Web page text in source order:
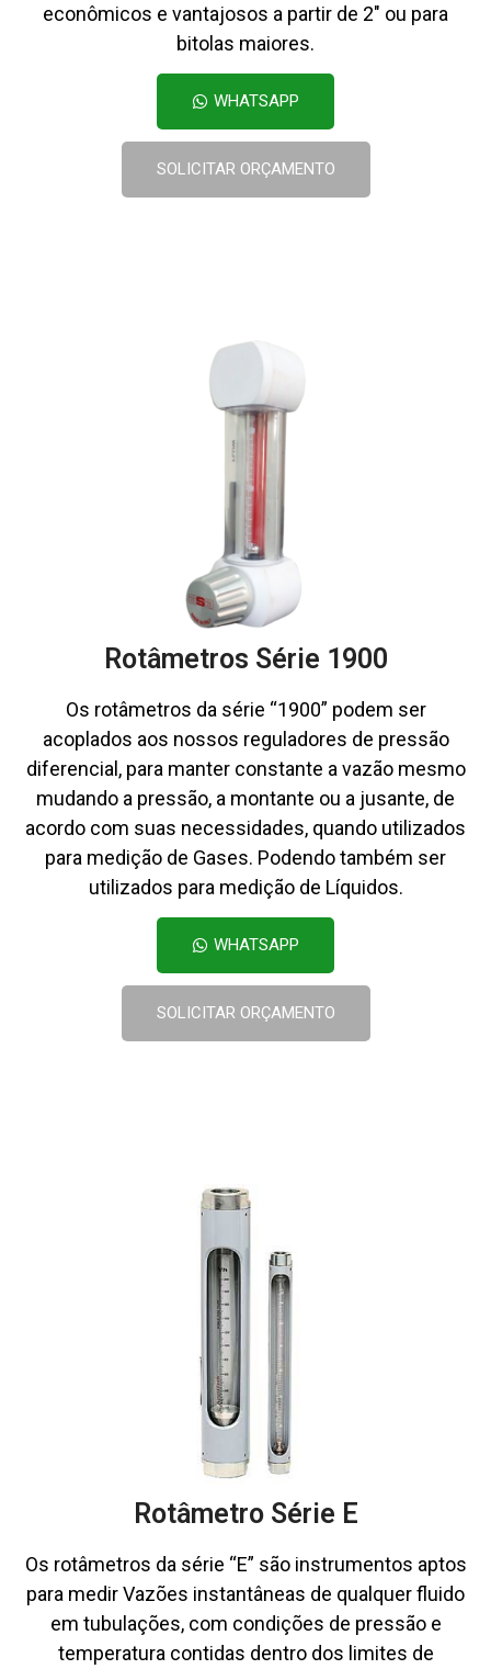
econômicos e vantajosos a partir de 2″ ou para
bitolas maiores.
WHATSAPP
SOLICITAR ORÇAMENTO
Rotâmetros Série 1900
Os rotâmetros da série “1900” podem ser
acoplados aos nossos reguladores de pressão
diferencial, para manter constante a vazão mesmo
mudando a pressão, a montante ou a jusante, de
acordo com suas necessidades, quando utilizados
para medição de Gases. Podendo também ser
utilizados para medição de Líquidos.
WHATSAPP
SOLICITAR ORÇAMENTO
Rotâmetro Série E
Os rotâmetros da série “E” são instrumentos aptos
para medir Vazões instantâneas de qualquer fluido
em tubulações, com condições de pressão e
temperatura contidas dentro dos limites de